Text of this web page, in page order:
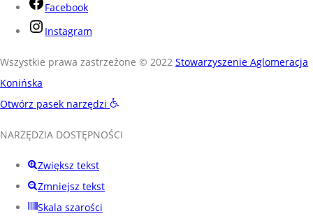
Facebook
Instagram
Wszystkie prawa zastrzeżone © 2022 Stowarzyszenie Aglomeracja
Konińska
Otwórz pasek narzędzi
NARZĘDZIA DOSTĘPNOŚCI
Zwiększ tekst
Zmniejsz tekst
Skala szarości